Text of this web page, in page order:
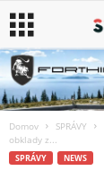
Domov SPRÁVY
obklady z...
SPRÁVY NEWS